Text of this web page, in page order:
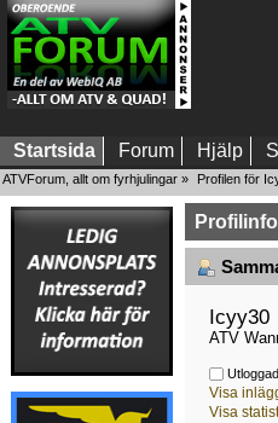
Startsida Forum Hjälp
ATVForum, allt om fyrhjulingar » Profilen för
Icyy30
ATV
Utloggad
Visa
Visa